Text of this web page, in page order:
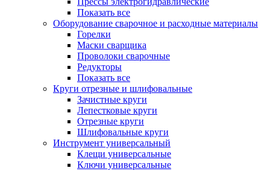
Показать все
Оборудование сварочное и расходные материалы
Горелки
Маски сварщика
Проволоки сварочные
Редукторы
Показать все
Круги отрезные и шлифовальные
Зачистные круги
Лепестковые круги
Отрезные круги
Шлифовальные круги
Инструмент универсальный
Клещи универсальные
Ключи универсальные